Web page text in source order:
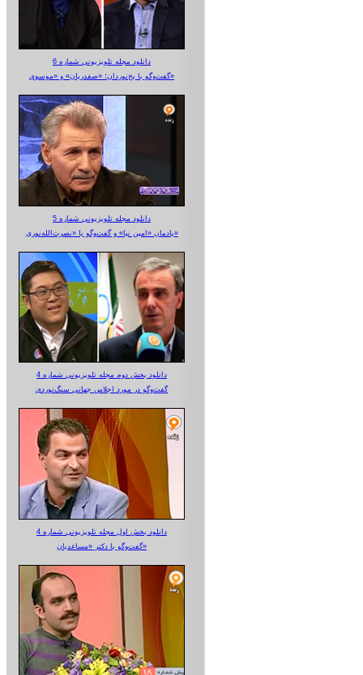
دانلود مجله تلویزیونی شماره 6
گفت‌وگو با یخ‌نوردان؛ «صفدریان» و «موسوی»
دانلود مجله تلویزیونی شماره 5
یادمان «امین نیا» و گفت‌وگو با «نصرت‌الله‌نوری»
دانلود بخش دوم مجله تلویزیونی شماره 4
گفت‌وگو در مورد اجلاس جهانی سنگ‌نوردی
دانلود بخش اول مجله تلویزیونی شماره 4
گفت‌وگو با دکتر «مساعدیان»